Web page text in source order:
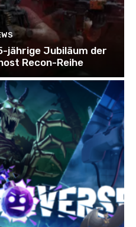
jährige Jubiläum der
Recon-Reihe